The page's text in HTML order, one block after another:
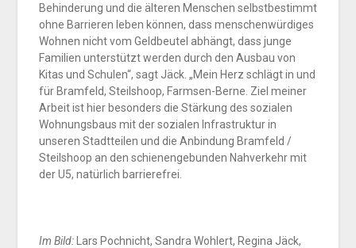
Behinderung und die älteren Menschen selbstbestimmt
ohne Barrieren leben können, dass menschenwürdiges
Wohnen nicht vom Geldbeutel abhängt, dass junge
Familien unterstützt werden durch den Ausbau von
Kitas und Schulen“, sagt Jäck. „Mein Herz schlägt in und
für Bramfeld, Steilshoop, Farmsen-Berne. Ziel meiner
Arbeit ist hier besonders die Stärkung des sozialen
Wohnungsbaus mit der sozialen Infrastruktur in
unseren Stadtteilen und die Anbindung Bramfeld /
Steilshoop an den schienengebunden Nahverkehr mit
der U5, natürlich barrierefrei.
Im Bild:Lars Pochnicht, Sandra Wohlert, Regina Jäck,